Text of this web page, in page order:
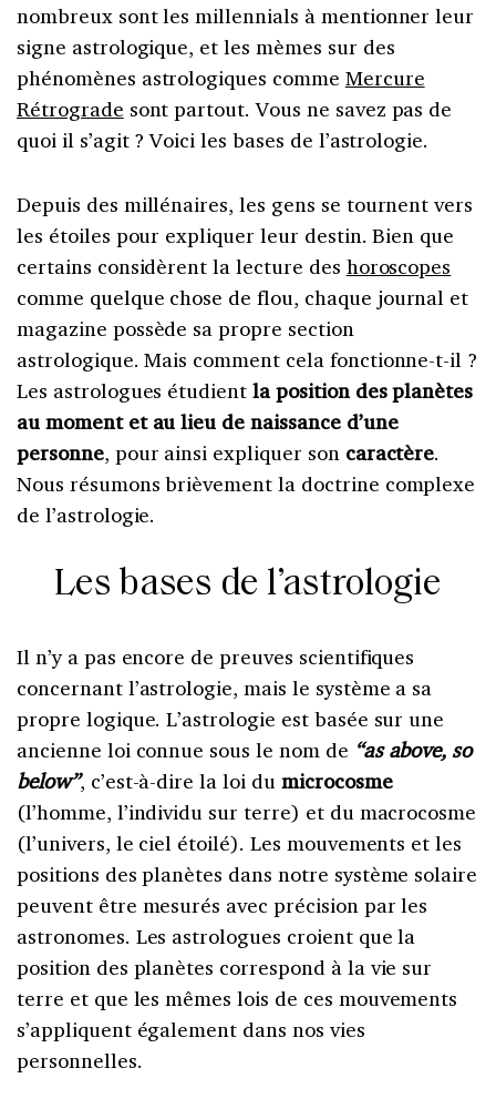
nombreux sont les millennials à mentionner leur
signe astrologique, et les mèmes sur des
phénomènes astrologiques comme Mercure
Rétrograde sont partout. Vous ne savez pas de
quoi il s’agit ? Voici les bases de l’astrologie.
Depuis des millénaires, les gens se tournent vers
les étoiles pour expliquer leur destin. Bien que
certains considèrent la lecture des horoscopes
comme quelque chose de flou, chaque journal et
magazine possède sa propre section
astrologique. Mais comment cela fonctionne-t-il ?
Les astrologues étudientla position des planètes
au moment et au lieu de naissance d’une
personne, pour ainsi expliquer son caractère.
Nous résumons brièvement la doctrine complexe
de l’astrologie.
Les bases de l’astrologie
Il n’y a pas encore de preuves scientifiques
concernant l’astrologie, mais le système a sa
propre logique. L’astrologie est basée sur une
ancienne loi connue sous le nom de “as above, so
below”, c’est-à-dire la loi du microcosme
(l’homme, l’individu sur terre) et du macrocosme
(l’univers, le ciel étoilé). Les mouvements et les
positions des planètes dans notre système solaire
peuvent être mesurés avec précision par les
astronomes. Les astrologues croient que la
position des planètes correspond à la vie sur
terre et que les mêmes lois de ces mouvements
s’appliquent également dans nos vies
personnelles.